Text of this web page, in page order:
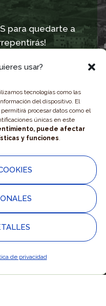
usar?
tecnologías como las
del dispositivo. El
procesar datos como el
únicas en este
puede afectar
y funciones.
de privacidad
para quedarte a
de Privacidad